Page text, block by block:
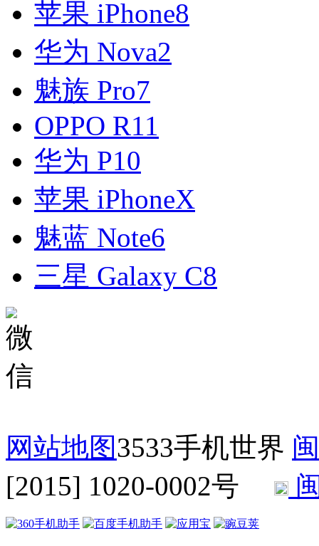
苹果 iPhone8
华为 Nova2
魅族 Pro7
OPPO R11
华为 P10
苹果 iPhoneX
魅蓝 Note6
三星 Galaxy C8
网站地图3533手机世界
[2015] 1020-0002号